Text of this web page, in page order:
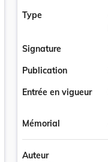
Type
Signature
Publication
Entrée en vigueur
Mémorial
Auteur